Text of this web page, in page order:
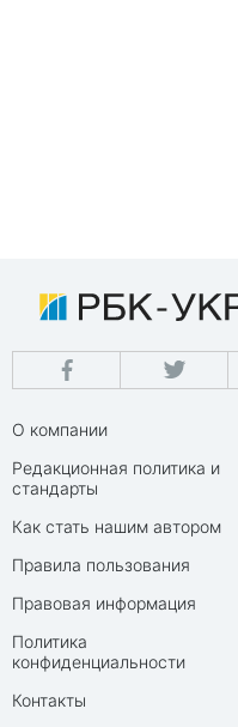
О компании
Редакционная политика и
стандарты
Как стать нашим автором
Правила пользования
Правовая информация
Политика
конфиденциальности
Контакты